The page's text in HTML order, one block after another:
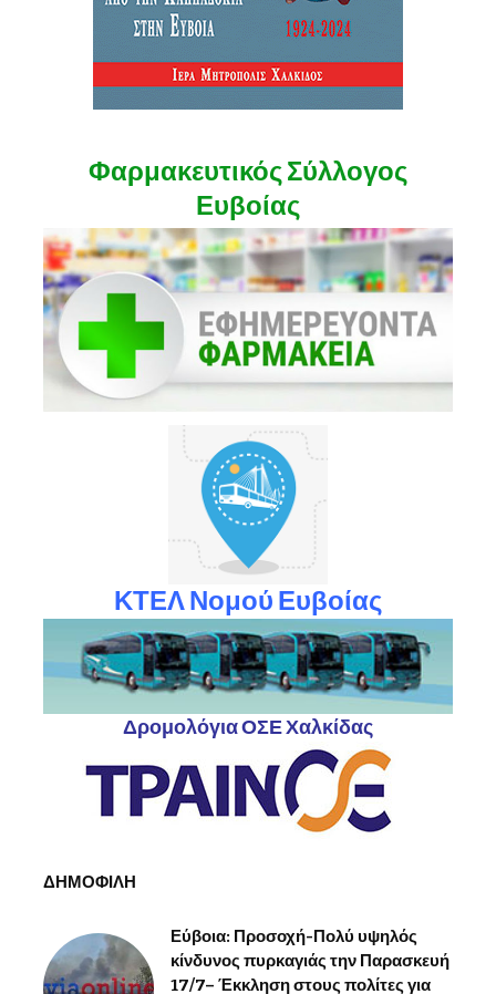
Φαρμακευτικός Σύλλογος
Ευβοίας
ΚΤΕΛ Νομού Ευβοίας
Δρομολόγια ΟΣΕ Χαλκίδας
ΔΗΜΟΦΙΛΗ
Εύβοια: Προσοχή-Πολύ υψηλός
κίνδυνος πυρκαγιάς την Παρασκευή
17/7– Έκκληση στους πολίτες για